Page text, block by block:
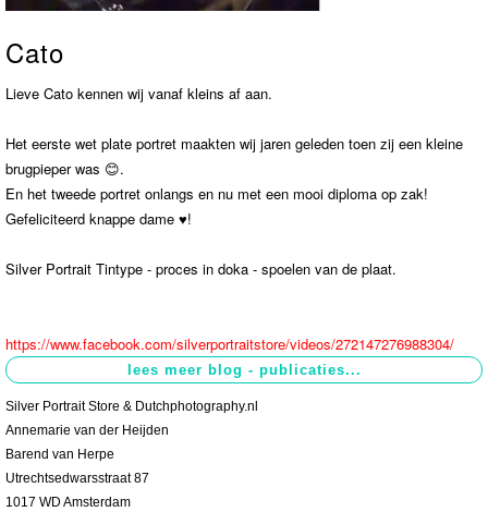
Cato
Lieve Cato kennen wij vanaf kleins af aan.
Het eerste wet plate portret maakten wij jaren geleden toen zij een kleine
brugpieper was 😊.
En het tweede portret onlangs en nu met een mooi diploma op zak!
Gefeliciteerd knappe dame ♥️!
Silver Portrait Tintype - proces in doka - spoelen van de plaat.
https://www.facebook.com/silverportraitstore/videos/272147276988304/
Silver Portrait Store & Dutchphotography.nl
Annemarie van der Heijden
Barend van Herpe
Utrechtsedwarsstraat 87
1017 WD Amsterdam